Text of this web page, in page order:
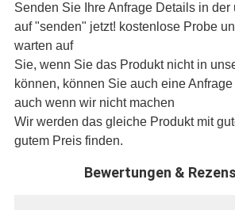
Senden Sie Ihre Anfrage Details in
auf "senden" jetzt! kostenlose Probe
warten auf
Sie, wenn Sie das Produkt nicht in
können, können Sie auch eine
auch wenn wir nicht machen
Wir werden das gleiche Produkt mit
gutem Preis finden.
Bewertungen &